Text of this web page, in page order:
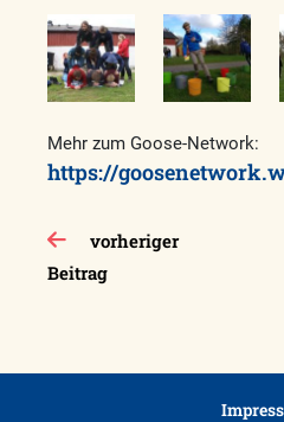
Mehr zum Goose-Network:
https://
Beitragsnavigation
vorheriger
Beitrag